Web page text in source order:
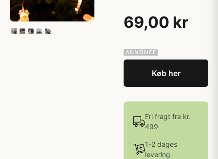
69,00 kr
Køb her
Fri fragt fra kr.
499
1-2 dages
levering